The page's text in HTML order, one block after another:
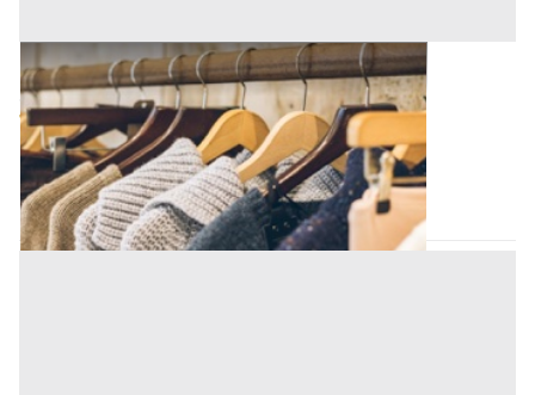
Capi Vestiari all'asta a Padova
Padova (Padova)
Offerta minima
75 €
Codice asta:AT713780248
Asta chiusa